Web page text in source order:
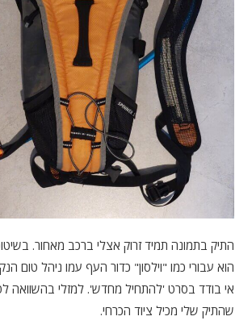
התיק בתמונה תמיד זרוק אצלי ברכב מאחור.
הוא עבורי כמו "וילסון" כדור העף עמו ניהל טום
אי בודד בסרט 'להתחיל מחדש'. למזלי בהשוואה
שהתיק שלי מכיל ציוד הכרחי.